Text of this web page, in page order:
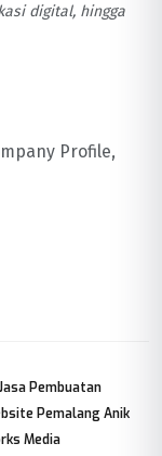
digital, hingga
Profile